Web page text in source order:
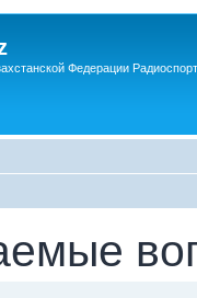
Федерации